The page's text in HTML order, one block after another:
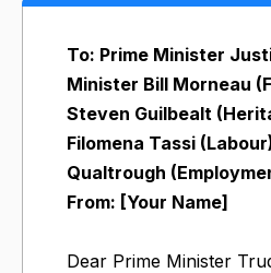
To: Prime Minister
Minister Bill Morneau
Steven Guilbealt
Filomena Tassi
Qualtrough
From: [Your Name]
Dear Prime Minister